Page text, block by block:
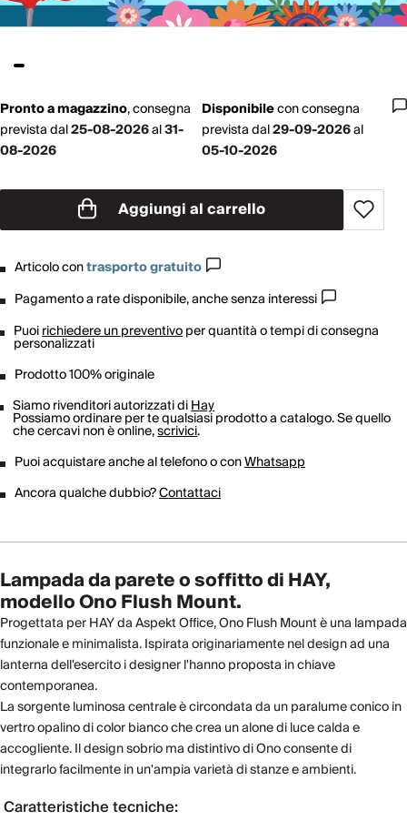
Pronto a magazzino,consegna
prevista dal25-08-2026al31-
08-2026
Disponibileconconsegna
prevista dal29-09-2026al
05-10-2026
Aggiungi al carrello
Articolo contrasporto gratuito
Pagamento a rate disponibile, anche senza interessi
Puoirichiedere un preventivoper quantità o tempi di consegna
personalizzati
Prodotto 100% originale
Siamo rivenditori autorizzati diHay
Possiamo ordinare per te qualsiasi prodotto a catalogo. Se quello
che cercavi non è online,scrivici.
Puoi acquistare anche al telefono o conWhatsapp
Ancora qualche dubbio?Contattaci
Lampada da parete o soffitto di HAY,
modello Ono Flush Mount.
Progettata per HAY da Aspekt Office, Ono Flush Mount è una lampada
funzionale e minimalista. Ispirata originariamente nel design ad una
lanterna dell'esercito i designer l'hanno proposta in chiave
contemporanea.
La sorgente luminosa centrale è circondata da un paralume conico in
vertro opalino di color bianco che crea un alone di luce calda e
accogliente. Il design sobrio ma distintivo di Ono consente di
integrarlo facilmente in un'ampia varietà di stanze e ambienti.
Caratteristiche tecniche: